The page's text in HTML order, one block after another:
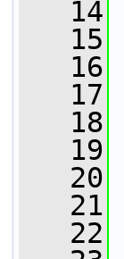
   14
   15
   16
   17
   18
   19
   20
   21
   22